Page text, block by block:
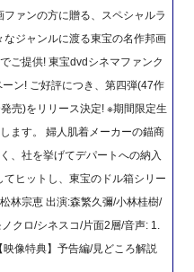
ファンの方に贈る、スペシャルラ
なジャンルに渡る東宝の名作邦画
ご提供! 東宝dvdシネマファンク
ン! ご好評につき、第四弾(47作
売)をリリース決定! ※期間限定生
ます。 婦人肌着メーカーの錨商
、社を挙げてデパートへの納入
ヒットし、東宝のドル箱シリー
林宗恵 出演:森繁久彌/小林桂樹/
クロ/シネスコ/片面2層/音声: 1.
像特典】予告編/見どころ解説